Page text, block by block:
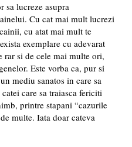
sa lucreze asupra
Cu cat mai mult lucrezi
cu atat mai mult te
exemplare cu adevarat
rar si de cele mai multe ori,
Este vorba ca, pur si
mediu sanatos in care sa
care sa traiasca fericiti
printre stapani “cazurile
multe. Iata doar cateva